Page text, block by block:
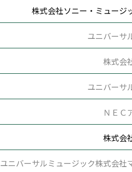
株式会社ソニー・ミュー
ユニバーサ
株式会
ユニバーサ
ＮＥＣ
株式会
ユニバーサルミュージック株式会社